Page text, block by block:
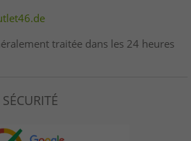
traitée dans les 24 heures